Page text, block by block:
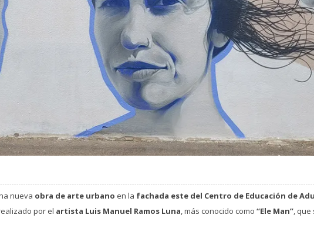
nueva obra de arte urbano en la fachada este del Centro de Educación de
por el artista Luis Manuel Ramos Luna, más conocido como “Ele Man”, que